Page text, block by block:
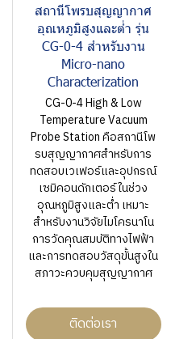
สถานีโพรบสุญญากาศ
อุณหภูมิสูงและต่ำ รุ่น
CG-0-4 สำหรับงาน
Micro-nano
Characterization
CG-0-4 High & Low
Temperature Vacuum
Probe Station คือสถานีโพ
รบสุญญากาศสำหรับการ
ทดสอบเวเฟอร์และอุปกรณ์
เซมิคอนดักเตอร์ในช่วง
อุณหภูมิสูงและต่ำ เหมาะ
สำหรับงานวิจัยไมโครนาโน
การวัดคุณสมบัติทางไฟฟ้า
และการทดสอบวัสดุขั้นสูงใน
สภาวะควบคุมสุญญากาศ
ติดต่อเรา